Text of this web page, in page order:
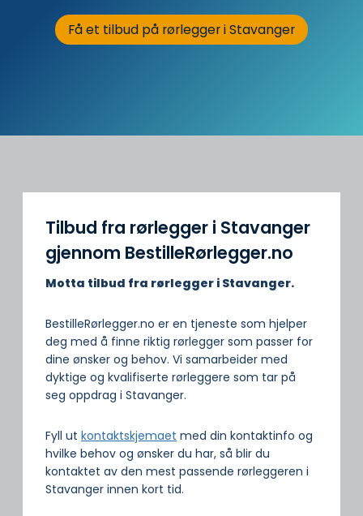
Få et tilbud på rørlegger i Stavanger
Tilbud fra rørlegger i Stavanger
gjennom BestilleRørlegger.no
Motta tilbud fra rørlegger i Stavanger.
BestilleRørlegger.no er en tjeneste som hjelper
deg med å finne riktig rørlegger som passer for
dine ønsker og behov. Vi samarbeider med
dyktige og kvalifiserte rørleggere som tar på
seg oppdrag i Stavanger.
Fyll ut kontaktskjemaet med din kontaktinfo og
hvilke behov og ønsker du har, så blir du
kontaktet av den mest passende rørleggeren i
Stavanger innen kort tid.